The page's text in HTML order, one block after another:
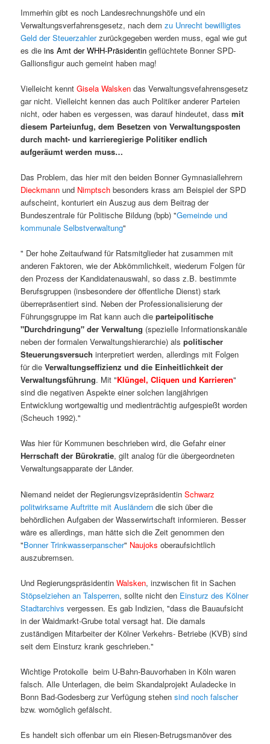
Immerhin gibt es noch Landesrechnungshöfe und ein
Verwaltungsverfahrensgesetz, nach demzu Unrecht bewilligtes
Geld der Steuerzahlerzurückgegeben werden muss, egal wie gut
es dieins Amt der WHH-Präsidentin geflüchtete Bonner SPD-
Gallionsfigur auch gemeint haben mag!
Vielleicht kenntGisela Walsken das Verwaltungsvefahrensgesetz
gar nicht. Vielleicht kennen das auch Politiker anderer Parteien
nicht, oder haben es vergessen, was darauf hindeutet, dassmit
diesem Parteiunfug, dem Besetzen von Verwaltungsposten
durch macht- und karrieregierige Politiker endlich
aufgeräumt werden muss…
Das Problem, das hier mit den beiden Bonner Gymnasiallehrern
Dieckmann und Nimptsch besonders krass am Beispiel der SPD
aufscheint, konturiert ein Auszug aus dem Beitrag der
Bundeszentrale für Politische Bildung (bpb) "Gemeinde und
kommunale Selbstverwaltung"
" Der hohe Zeitaufwand für Ratsmitglieder hat zusammen mit
anderen Faktoren, wie der Abkömmlichkeit, wiederum Folgen für
den Prozess der Kandidatenauswahl, so dass z.B. bestimmte
Berufsgruppen (insbesondere der öffentliche Dienst) stark
überrepräsentiert sind. Neben der Professionalisierung der
Führungsgruppe im Rat kann auch dieparteipolitische
"Durchdringung" der Verwaltung (spezielle Informationskanäle
neben der formalen Verwaltungshierarchie) alspolitischer
Steuerungsversuch interpretiert werden, allerdings mit Folgen
für dieVerwaltungseffizienz und die Einheitlichkeit der
Verwaltungsführung. Mit "Klüngel, Cliquen und Karrieren"
sind die negativen Aspekte einer solchen langjährigen
Entwicklung wortgewaltig und medienträchtig aufgespießt worden
(Scheuch 1992)."
Was hier für Kommunen beschrieben wird, die Gefahr einer
Herrschaft der Bürokratie, gilt analog für die übergeordneten
Verwaltungsapparate der Länder.
Niemand neidet der RegierungsvizepräsidentinSchwarz
politwirksame Auftritte mit Ausländerndie sich über die
behördlichen Aufgaben der Wasserwirtschaft informieren. Besser
wäre es allerdings, man hätte sich die Zeit genommen den
"Bonner Trinkwasserpanscher" Naujoks oberaufsichtlich
auszubremsen.
Und RegierungspräsidentinWalsken, inzwischen fit in Sachen
Stöpselziehen an Talsperren, sollte nicht den Einsturz des Kölner
Stadtarchivsvergessen. Es gab Indizien, "dass die Bauaufsicht
in der Waidmarkt-Grube total versagt hat. Die damals
zuständigen Mitarbeiter der Kölner Verkehrs- Betriebe (KVB) sind
seit dem Einsturz krank geschrieben."
Wichtige Protokolle beim U-Bahn-Bauvorhaben in Köln waren
falsch. Alle Unterlagen, die beim Skandalprojekt Auladecke in
Bonn Bad-Godesberg zur Verfügung stehensind noch falscher
bzw. womöglich gefälscht.
Es handelt sich offenbar um ein Riesen-Betrugsmanöver des